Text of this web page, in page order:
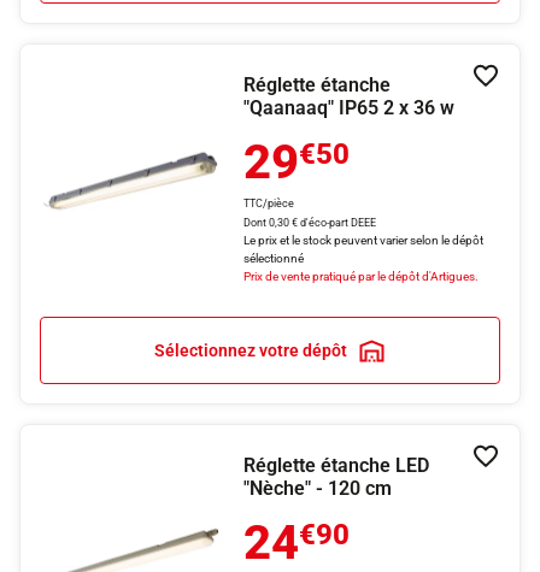
Réglette étanche
"Qaanaaq" IP65 2 x 36 w
29€50
TTC/pièce
Dont 0,30 € d'éco-part DEEE
Le prix et le stock peuvent varier selon le dépôt
sélectionné
Prix de vente pratiqué par le dépôt d'Artigues.
Sélectionnez votre dépôt
Réglette étanche LED
"Nèche" - 120 cm
24€90